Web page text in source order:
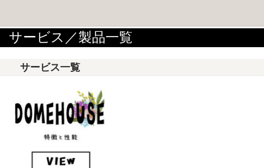
サービス／製品一覧
サービス一覧